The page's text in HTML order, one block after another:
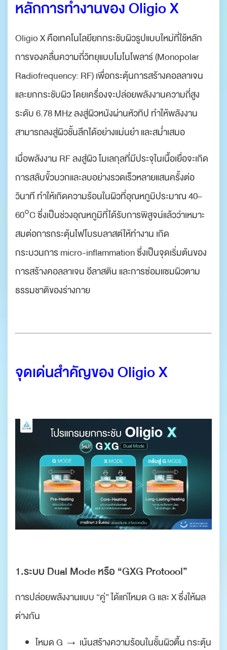
หลักการทำงานของ Oligio X
Oligio X คือเทคโนโลยียกกระชับผิวรูปแบบใหม่ที่ใช้หลัก
การของคลื่นความถี่วิทยุแบบโมโนโพลาร์ (Monopolar
Radiofrequency: RF) เพื่อกระตุ้นการสร้างคอลลาเจน
และยกกระชับผิว โดยเครื่องจะปล่อยพลังงานความถี่สูง
ระดับ 6.78 MHz ลงสู่ผิวหนังผ่านหัวทิป ทำให้พลังงาน
สามารถลงสู่ผิวชั้นลึกได้อย่างแม่นยำ และสม่ำเสมอ
เมื่อพลังงาน RF ลงสู่ผิว โมเลกุลที่มีประจุในเนื้อเยื่อจะเกิด
การสลับขั้วบวกและลบอย่างรวดเร็วหลายแสนครั้งต่อ
วินาที ทำให้เกิดความร้อนในผิวที่อุณหภูมิประมาณ 40–
60°C ซึ่งเป็นช่วงอุณหภูมิที่ได้รับการพิสูจน์แล้วว่าเหมาะ
สมต่อการกระตุ้นไฟโบรบลาสต์ให้ทำงาน เกิด
กระบวนการ micro-inflammation ซึ่งเป็นจุดเริ่มต้นของ
การสร้างคอลลาเจน อีลาสติน และการซ่อมแซมผิวตาม
ธรรมชาติของร่างกาย
จุดเด่นสำคัญของ Oligio X
1.ระบบ Dual Mode หรือ “GXG Protocol”
การปล่อยพลังงานแบบ “คู่” ได้แก่โหมด G และ X ซึ่งให้ผล
ต่างกัน
โหมด G → เน้นสร้างความร้อนในชั้นผิวตื้น กระตุ้น